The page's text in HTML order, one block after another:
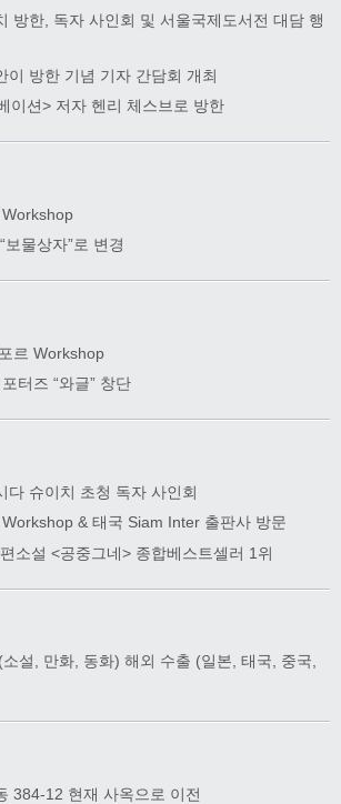
방한, 독자 사인회 및 서울국제도서전 대담 행
이 방한 기념 기자 간담회 개최
이션> 저자 헨리 체스브로 방한
물상자”로 변경
르 Workshop
터즈 “와글” 창단
다 슈이치 초청 독자 사인회
& 태국 Siam Inter 출판사 방문
소설 <공중그네> 종합베스트셀러 1위
설, 만화, 동화) 해외 수출 (일본, 태국, 중국,
384-12 현재 사옥으로 이전